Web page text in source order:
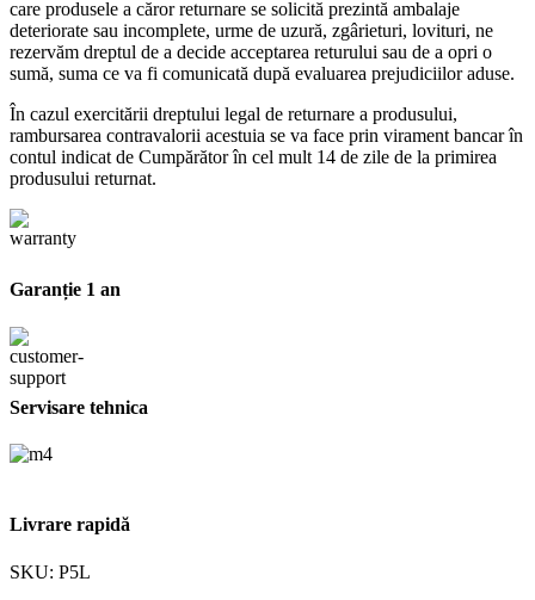
care produsele a căror returnare se solicită prezintă ambalaje
deteriorate sau incomplete, urme de uzură, zgârieturi, lovituri, ne
rezervăm dreptul de a decide acceptarea returului sau de a opri o
sumă, suma ce va fi comunicată după evaluarea prejudiciilor aduse.
În cazul exercitării dreptului legal de returnare a produsului,
rambursarea contravalorii acestuia se va face prin virament bancar în
contul indicat de Cumpărător în cel mult 14 de zile de la primirea
produsului returnat.
Garanție 1 an
Servisare tehnica
Livrare rapidă
SKU: P5L